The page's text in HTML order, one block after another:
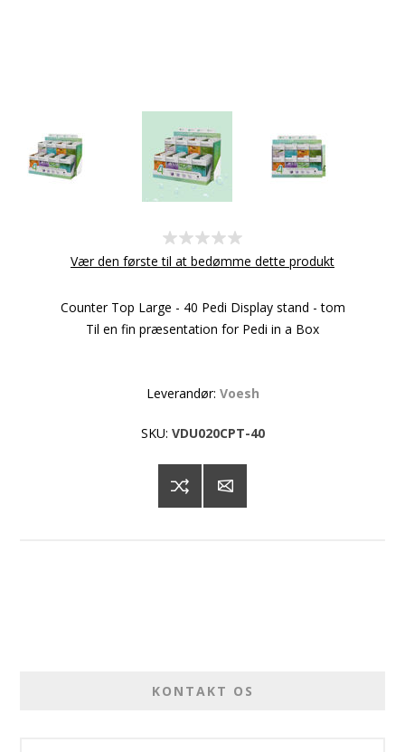
Vær den første til at bedømme dette produkt
Counter Top Large - 40 Pedi Display stand - tom
Til en fin præsentation for Pedi in a Box
Leverandør: Voesh
SKU: VDU020CPT-40
KONTAKT OS